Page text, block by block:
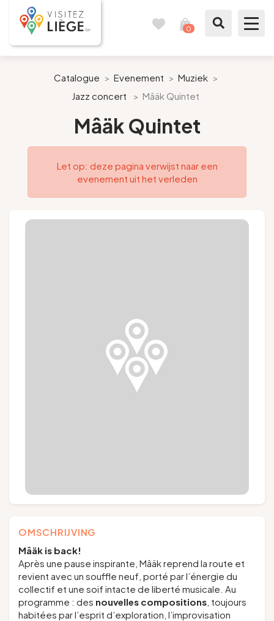
0
Bereid mijn verblijf voor
Onze suggesties
Pays de Liège
Volg ons
Catalogue > Evenement > Muziek >
Jazz concert
> Mâäk Quintet
Mâäk Quintet
Let op: deze pagina verwijst naar een
evenement uit het verleden
OMSCHRIJVING
Mâäk is back!
Après une pause inspirante, Mâäk reprend la route et
revient avec un souffle neuf, porté par l’énergie du
collectif et une soif intacte de liberté musicale. Au
programme : des nouvelles compositions , toujours
habitées par l’esprit d’exploration, l’improvisation